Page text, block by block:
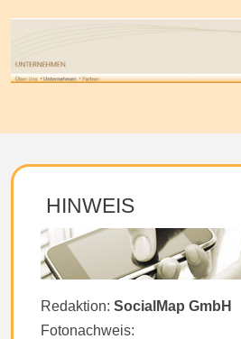
HINWEIS
Redaktion: SocialMap GmbH
Fotonachweis: